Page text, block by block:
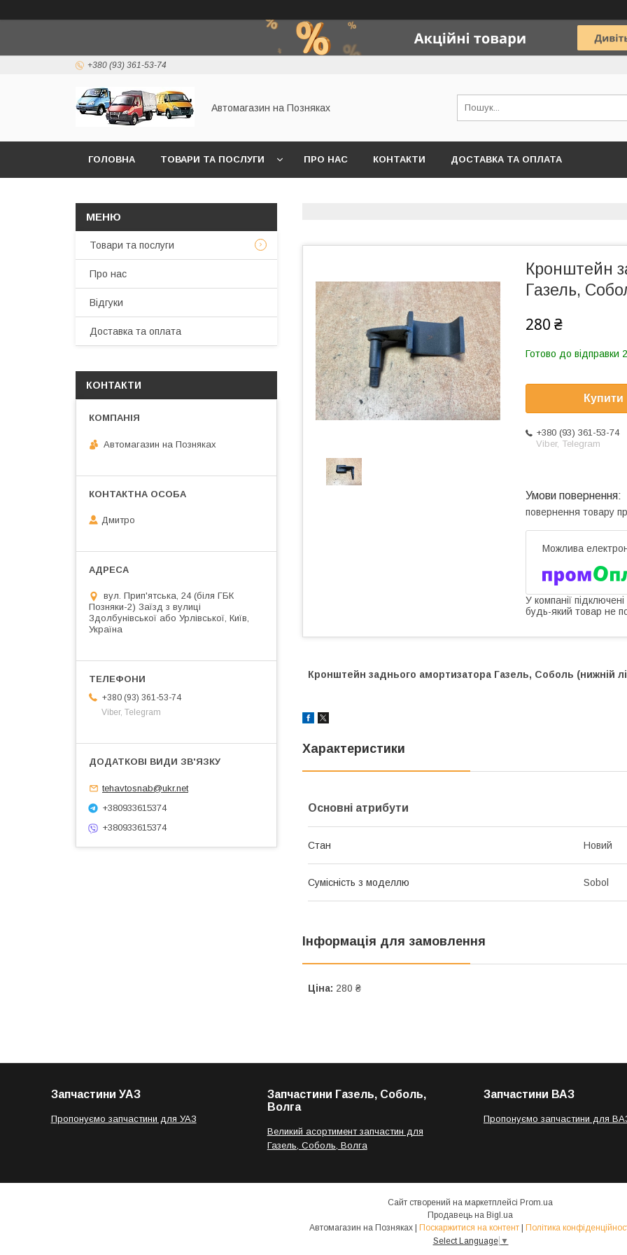
+380 (93) 361-53-74
Автомагазин на Позняках
ГОЛОВНА ТОВАРИ ТА ПОСЛУГИ ПРО НАС КОНТАКТИ ДОСТАВКА ТА ОПЛАТА
Кронштейн
Газель,
280 ₴
Готово до відправки
Купити
+380 (93) 361-53-74
Viber, Telegram
повернення товару
У компанії
будь-який товар не
Кронштейн заднього амортизатора Газель, Соболь (нижній
Характеристики
Основні атрибути
Стан Новий
Сумісність з моделлю Sobol
Інформація для замовлення
Ціна: 280 ₴
Товари та послуги
Про нас
Відгуки
Доставка та оплата
КОНТАКТИ
Автомагазин на Позняках
Дмитро
вул. Прип'ятська, 24 (біля ГБК
Позняки-2) Заїзд з вулиці
Здолбунівської або Урлівської, Київ,
Україна
+380 (93) 361-53-74
Viber, Telegram
tehavtosnab@ukr.net
+380933615374
+380933615374
Запчастини УАЗ
Пропонуємо запчастини для УАЗ
Запчастини Газель, Соболь,
Волга
Великий асортимент запчастин для
Газель, Соболь, Волга
Запчастини ВАЗ
Пропонуємо запчастини для
Сайт створений на маркетплейсі Prom.ua
Продавець на Bigl.ua
Автомагазин на Позняках | Поскаржитися на контент | Політика
Select Language ▼